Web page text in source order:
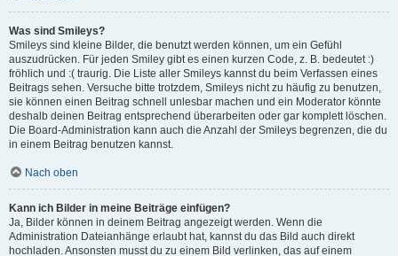
Was sind Smileys?
Smileys sind kleine Bilder, die benutzt werden können, um ein Gefühl
auszudrücken. Für jeden Smiley gibt es einen kurzen Code, z. B. bedeutet :)
fröhlich und :( traurig. Die Liste aller Smileys kannst du beim Verfassen eines
Beitrags sehen. Versuche bitte trotzdem, Smileys nicht zu häufig zu benutzen,
sie können einen Beitrag schnell unlesbar machen und ein Moderator könnte
deshalb deinen Beitrag entsprechend überarbeiten oder gar komplett löschen.
Die Board-Administration kann auch die Anzahl der Smileys begrenzen, die du
in einem Beitrag benutzen kannst.
Nach oben
Kann ich Bilder in meine Beiträge einfügen?
Ja, Bilder können in deinem Beitrag angezeigt werden. Wenn die
Administration Dateianhänge erlaubt hat, kannst du das Bild auch direkt
hochladen. Ansonsten musst du zu einem Bild verlinken, das auf einem